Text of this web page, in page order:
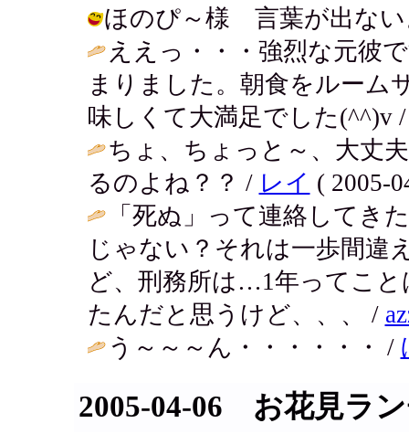
ほのぴ～様 言葉が出ない
ええっ・・・強烈な元彼
まりました。朝食をルーム
味しくて大満足でした(^^)v
ちょ、ちょっと～、大丈
るのよね？？ / レイ ( 2005-
「死ぬ」って連絡してき
じゃない？それは一歩間違
ど、刑務所は…1年ってこ
たんだと思うけど、、、 /
う～～～ん・・・・・・ /
2005-04-06 お花見ラ